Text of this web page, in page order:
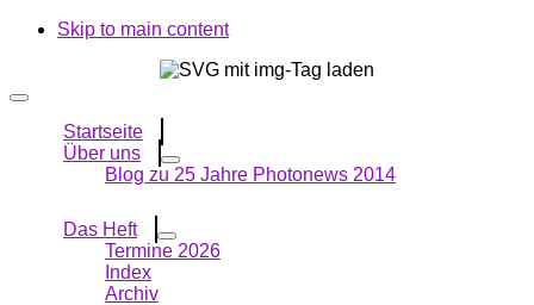
Skip to main content
Startseite
Über uns
Blog zu 25 Jahre Photonews 2014
Das Heft
Termine 2026
Index
Archiv